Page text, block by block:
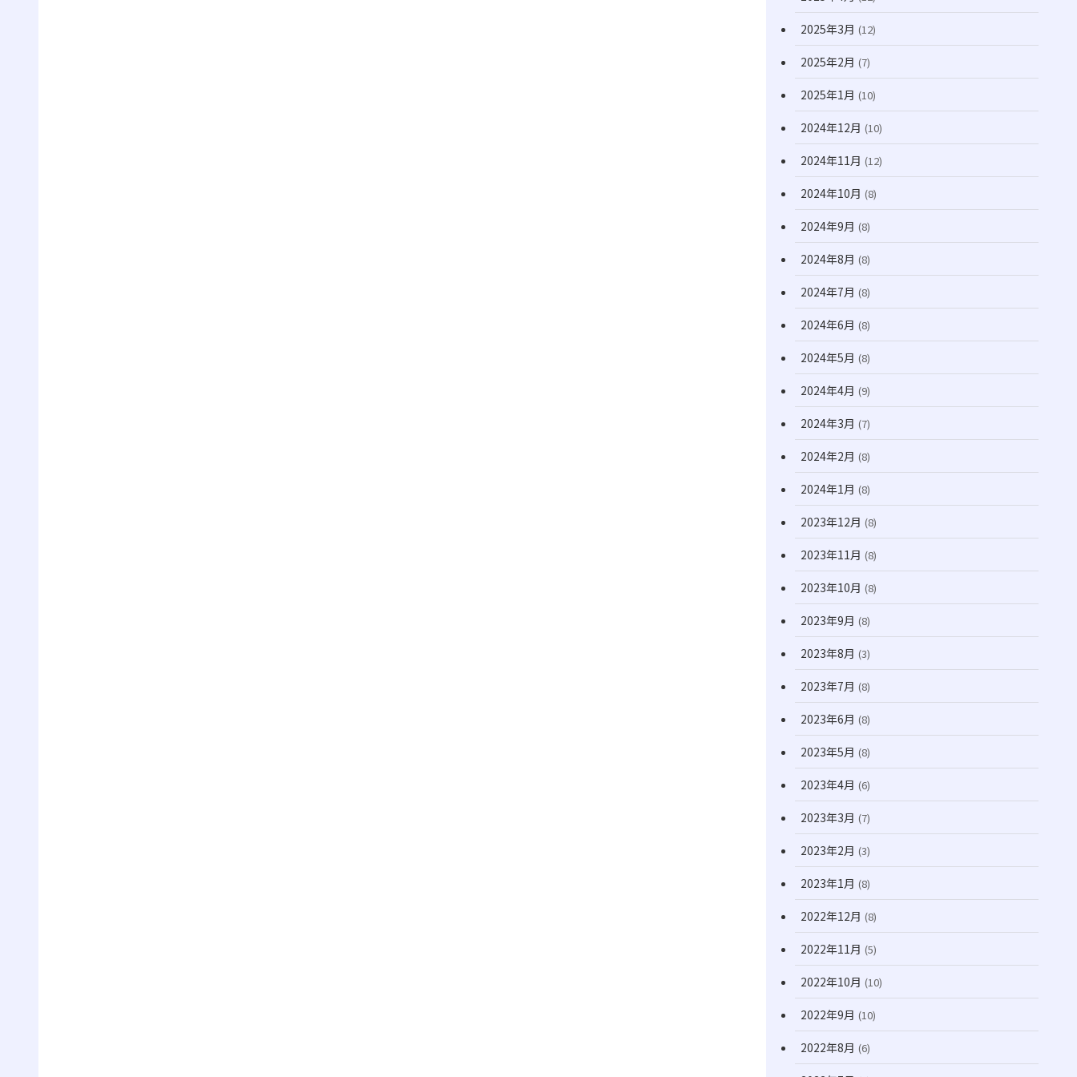
2025年3月 (12)
2025年2月 (7)
2025年1月 (10)
2024年12月 (10)
2024年11月 (12)
2024年10月 (8)
2024年9月 (8)
2024年8月 (8)
2024年7月 (8)
2024年6月 (8)
2024年5月 (8)
2024年4月 (9)
2024年3月 (7)
2024年2月 (8)
2024年1月 (8)
2023年12月 (8)
2023年11月 (8)
2023年10月 (8)
2023年9月 (8)
2023年8月 (3)
2023年7月 (8)
2023年6月 (8)
2023年5月 (8)
2023年4月 (6)
2023年3月 (7)
2023年2月 (3)
2023年1月 (8)
2022年12月 (8)
2022年11月 (5)
2022年10月 (10)
2022年9月 (10)
2022年8月 (6)